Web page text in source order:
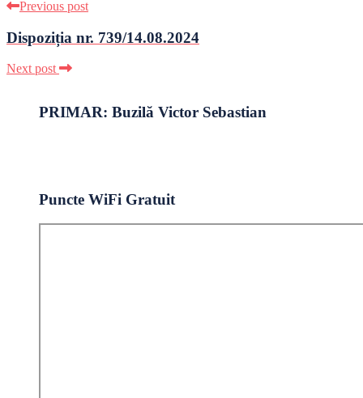
Previous post
Dispoziția nr. 739/14.08.2024
Next post
PRIMAR: Buzilă Victor Sebastian
Puncte WiFi Gratuit